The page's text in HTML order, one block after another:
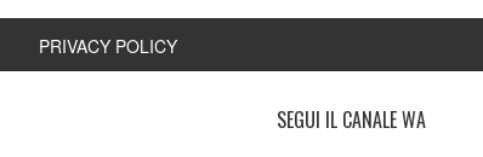
PRIVACY POLICY
SEGUI IL CANALE WA